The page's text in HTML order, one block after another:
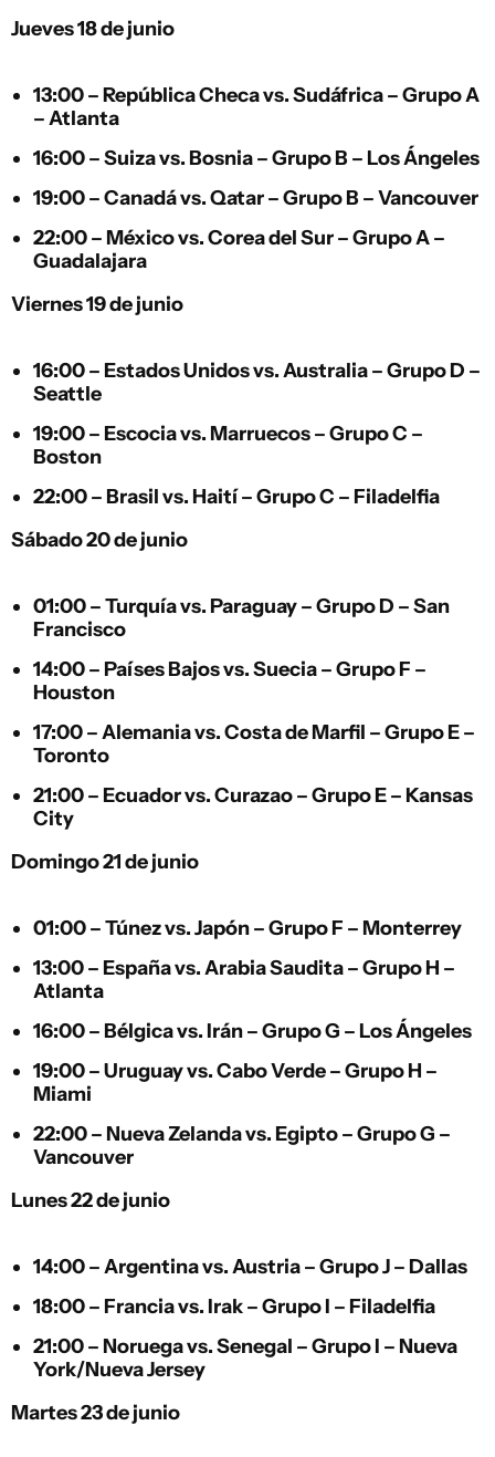
Jueves 18 de junio
13:00 –República Checavs.Sudáfrica– Grupo A
– Atlanta
16:00 –Suizavs. Bosnia– Grupo B – Los Ángeles
19:00 –Canadávs.Qatar– Grupo B – Vancouver
22:00 – Méxicovs.Corea del Sur– Grupo A –
Guadalajara
Viernes 19 de junio
16:00 – Estados Unidosvs.Australia– Grupo D –
Seattle
19:00 – Escociavs. Marruecos– Grupo C –
Boston
22:00 – Brasilvs. Haití– Grupo C – Filadelfia
Sábado 20 de junio
01:00 –Turquíavs. Paraguay– Grupo D – San
Francisco
14:00 – Países Bajosvs.Suecia– Grupo F –
Houston
17:00 –Alemaniavs.Costa de Marfil – Grupo E –
Toronto
21:00 – Ecuadorvs.Curazao– Grupo E – Kansas
City
Domingo 21 de junio
01:00 –Túnezvs.Japón– Grupo F – Monterrey
13:00 – Españavs.Arabia Saudita– Grupo H –
Atlanta
16:00 – Bélgicavs. Irán– Grupo G – Los Ángeles
19:00 –Uruguayvs.Cabo Verde– Grupo H –
Miami
22:00 – Nueva Zelandavs. Egipto– Grupo G –
Vancouver
Lunes 22 de junio
14:00 –Argentinavs.Austria– Grupo J – Dallas
18:00 – Franciavs. Irak– Grupo I – Filadelfia
21:00 – Noruegavs.Senegal – Grupo I – Nueva
York/Nueva Jersey
Martes 23 de junio